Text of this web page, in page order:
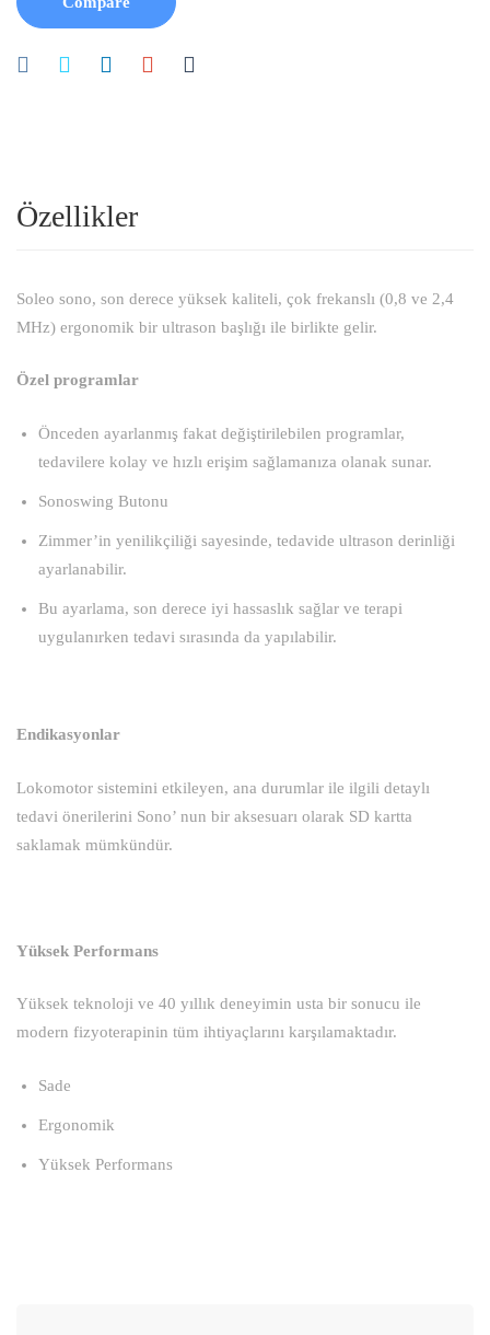
Özellikler
Soleo sono, son derece yüksek kaliteli, çok frekanslı (0,8 ve 2,4
MHz) ergonomik bir ultrason başlığı ile birlikte gelir.
Özel programlar
Önceden ayarlanmış fakat değiştirilebilen programlar,
tedavilere kolay ve hızlı erişim sağlamanıza olanak sunar.
Sonoswing Butonu
Zimmer’in yenilikçiliği sayesinde, tedavide ultrason derinliği
ayarlanabilir.
Bu ayarlama, son derece iyi hassaslık sağlar ve terapi
uygulanırken tedavi sırasında da yapılabilir.
Endikasyonlar
Lokomotor sistemini etkileyen, ana durumlar ile ilgili detaylı
tedavi önerilerini Sono’ nun bir aksesuarı olarak SD kartta
saklamak mümkündür.
Yüksek Performans
Yüksek teknoloji ve 40 yıllık deneyimin usta bir sonucu ile
modern fizyoterapinin tüm ihtiyaçlarını karşılamaktadır.
Sade
Ergonomik
Yüksek Performans